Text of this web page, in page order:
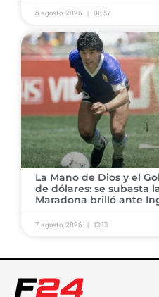
8 agosto, 2026 08:57
​La Mano de Dios y el
de dólares: se subasta
Maradona brilló ante
7 agosto, 2026 13:13